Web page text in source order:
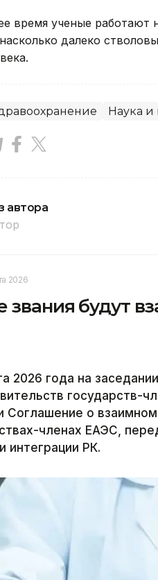
время ученые работают
далеко
Наука
автора
2026
звания будут
2026 года на
государств-
Соглашение о
членах ЕАЭС,
интеграции РК.